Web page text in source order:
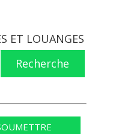
ET LOUANGES
Recherche